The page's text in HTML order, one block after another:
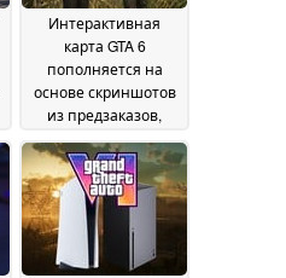
Интерактивная
карта GTA 6
пополняется на
основе скриншотов
из предзаказов,
29 June 2026